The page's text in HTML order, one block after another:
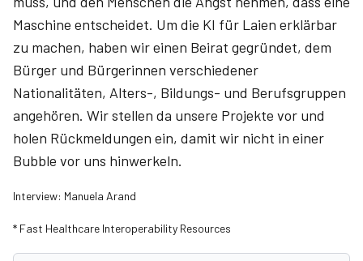
Maschine entscheidet. Um die KI für Laien erklärbar
zu machen, haben wir einen Beirat gegründet, dem
Bürger und Bürgerinnen verschiedener
Nationalitäten, Alters-, Bildungs- und Berufsgruppen
angehören. Wir stellen da unsere Projekte vor und
holen Rückmeldungen ein, damit wir nicht in einer
Bubble vor uns hinwerkeln.
Interview: Manuela Arand
* Fast Healthcare Interoperability Resources